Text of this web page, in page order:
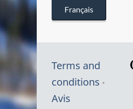
Français
Terms and
conditions
Avis